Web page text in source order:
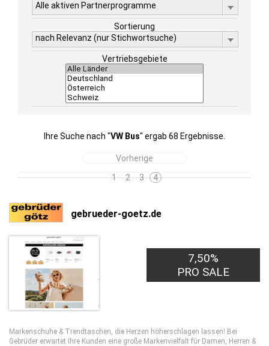
Alle aktiven Partnerprogramme
Sortierung
nach Relevanz (nur Stichwortsuche)
Vertriebsgebiete
Ihre Suche nach "VW Bus" ergab 68 Ergebnisse.
Vorherige
1
2 3 4
gebrueder-goetz.de
7,50%
PRO SALE
Markenschuhe & Trendtaschen, die Herzen höherschlagen lassen! Bei
Gebrüder erwartet Ihre Kunden eine große Markenvielfalt für Damen, Herren &